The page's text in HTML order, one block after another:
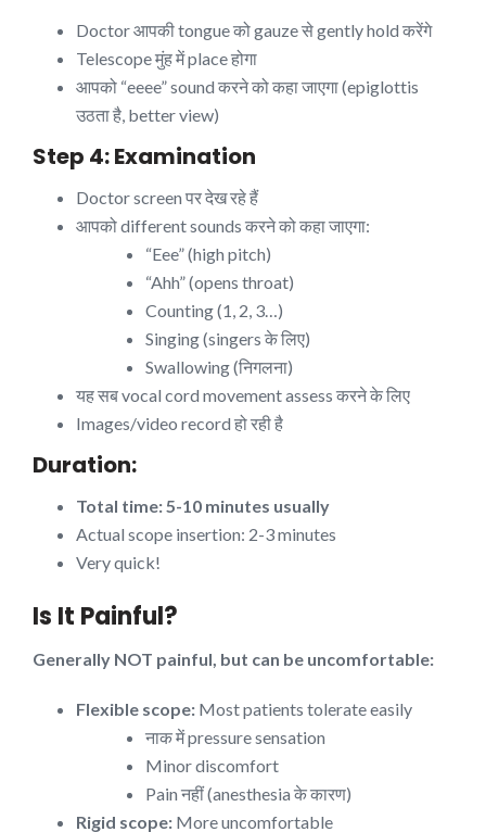
Doctor आपकी tongue को gauze से gently hold करेंगे
Telescope मुंह में place होगा
आपको “eeee” sound करने को कहा जाएगा (epiglottis
उठता है, better view)
Step 4: Examination
Doctor screen पर देख रहे हैं
आपको different sounds करने को कहा जाएगा:
“Eee” (high pitch)
“Ahh” (opens throat)
Counting (1, 2, 3…)
Singing (singers के लिए)
Swallowing (निगलना)
यह सब vocal cord movement assess करने के लिए
Images/video record हो रही है
Duration:
Total time: 5-10 minutes usually
Actual scope insertion: 2-3 minutes
Very quick!
Is It Painful?
Generally NOT painful, but can be uncomfortable:
Flexible scope: Most patients tolerate easily
नाक में pressure sensation
Minor discomfort
Pain नहीं (anesthesia के कारण)
Rigid scope: More uncomfortable